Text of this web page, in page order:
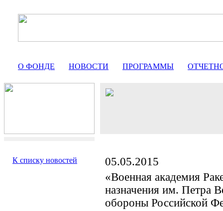
О ФОНДЕ НОВОСТИ ПРОГРАММЫ
К списку новостей
05.05.2015
«Военная академия
назначения им. Петра
обороны Российской